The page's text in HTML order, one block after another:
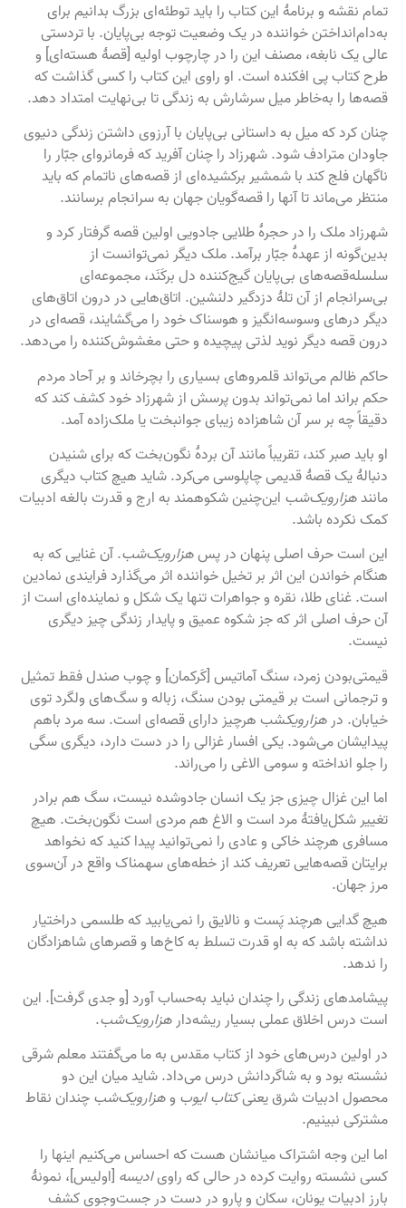
تمام نقشه و برنامۀ این کتاب را باید توطئه‌ای بزرگ بدانیم برای
به‌دام‌انداختن خواننده در یک وضعیت توجه بی‌پایان. با تردستی
عالی یک نابغه، مصنف این را در چارچوب اولیه [قصۀ هسته‌ای] و
طرح کتاب پی افکنده است. او راوی این کتاب را کسی گذاشت که
قصه‌ها را به‌خاطر میل سرشارش به زندگی تا بی‌نهایت امتداد دهد.
چنان کرد که میل به داستانی بی‌پایان با آرزوی داشتن زندگی دنیوی
جاودان مترادف شود. شهرزاد را چنان آفرید که فرمانروای جبّار را
ناگهان فلج کند با شمشیر برکشیده‌ای از قصه‌های ناتمام که باید
منتظر می‌ماند تا آنها را قصه‌گویان جهان به سرانجام برسانند.
شهرزاد ملک را در حجرۀ طلایی جادویی اولین قصه گرفتار کرد و
بدین‌گونه از عهدۀ جبّار برآمد. ملک دیگر نمی‌توانست از
سلسله‌قصه‌های بی‌پایان گیج‌کننده دل برکَنَد، مجموعه‌ای
بی‌سرانجام از آن تلۀ دزدگیر دلنشین. اتاق‌هایی در درون اتاق‌های
دیگر درهای وسوسه‌انگیز و هوسناک خود را می‌گشایند، قصه‌ای در
درون قصه دیگر نوید لذتی پیچیده و حتی مغشوش‌کننده را می‌دهد.
حاکم ظالم می‌تواند قلمروهای بسیاری را بچرخاند و بر آحاد مردم
حکم براند اما نمی‌تواند بدون پرسش از شهرزاد خود کشف کند که
دقیقاً چه بر سر آن شاهزاده زیبای جوانبخت یا ملک‌زاده آمد.
او باید صبر کند، تقریباً مانند آن بردۀ نگون‌بخت که برای شنیدن
دنبالۀ یک قصۀ قدیمی چاپلوسی می‌کرد. شاید هیچ کتاب دیگری
مانند هزارویک‌شب این‌چنین شکوهمند به ارج و قدرت بالغه ادبیات
کمک نکرده باشد.
این است حرف اصلی پنهان در پس هزارویک‌شب. آن غنایی که به
هنگام خواندن این اثر بر تخیل خواننده اثر می‌گذارد فرایندی نمادین
است. غنای طلا، نقره و جواهرات تنها یک شکل و نماینده‌ای است از
آن حرف اصلی اثر که جز شکوه عمیق و پایدار زندگی چیز دیگری
نیست.
قیمتی‌بودن زمرد، سنگ آماتیس [کَرکمان] و چوب صندل فقط تمثیل
و ترجمانی است بر قیمتی بودن سنگ، زباله و سگ‌های ولگرد توی
خیابان. در هزارویکشب هرچیز دارای قصه‌ای است. سه مرد باهم
پیدایشان می‌شود. یکی افسار غزالی را در دست دارد، دیگری سگی
را جلو انداخته و سومی الاغی را می‌راند.
اما این غزال چیزی جز یک انسان جادوشده نیست، سگ هم برادر
تغییر شکل‌یافتۀ مرد است و الاغ هم مردی است نگون‌بخت. هیچ
مسافری هرچند خاکی و عادی را نمی‌توانید پیدا کنید که نخواهد
برایتان قصه‌هایی تعریف کند از خطه‌های سهمناک واقع در آن‌سوی
مرز جهان.
هیچ گدایی هرچند پَست و نالایق را نمی‌یابید که طلسمی دراختیار
نداشته باشد که به او قدرت تسلط به کاخ‌ها و قصرهای شاهزادگان
را ندهد.
پیشامدهای زندگی را چندان نباید به‌حساب آورد [و جدی گرفت]. این
است درس اخلاق عملی بسیار ریشه‌دار هزارویک‌شب.
در اولین درس‌های خود از کتاب مقدس به ما می‌گفتند معلم شرقی
نشسته بود و به شاگردانش درس می‌داد. شاید میان این دو
محصول ادبیات شرق یعنیکتاب ایوب و هزارویک‌شب چندان نقاط
مشترکی نبینیم.
اما این وجه اشتراک میانشان هست که احساس می‌کنیم اینها را
کسی نشسته روایت کرده در حالی که راویادیسه [اولیس]، نمونۀ
بارز ادبیات یونان، سکان و پارو در دست در جست‌وجوی کشف